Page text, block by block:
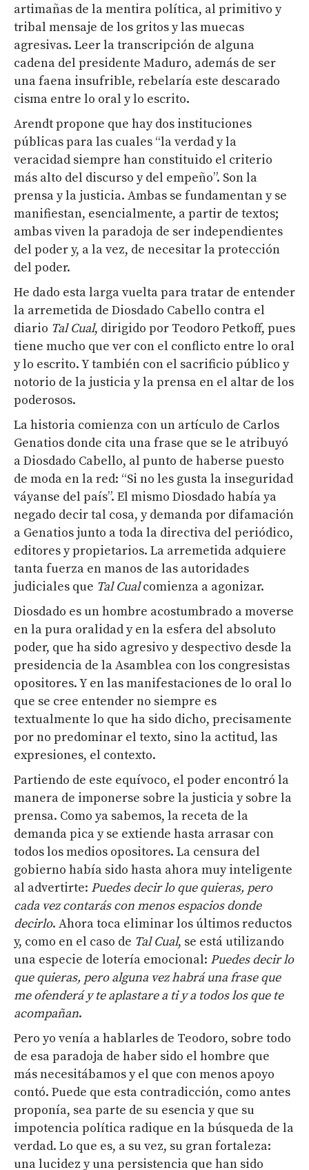
artimañas de la mentira política, al primitivo y
tribal mensaje de los gritos y las muecas
agresivas. Leer la transcripción de alguna
cadena del presidente Maduro, además de ser
una faena insufrible, rebelaría este descarado
cisma entre lo oral y lo escrito.
Arendt propone que hay dos instituciones
públicas para las cuales “la verdad y la
veracidad siempre han constituido el criterio
más alto del discurso y del empeño”. Son la
prensa y la justicia. Ambas se fundamentan y se
manifiestan, esencialmente, a partir de textos;
ambas viven la paradoja de ser independientes
del poder y, a la vez, de necesitar la protección
del poder.
He dado esta larga vuelta para tratar de entender
la arremetida de Diosdado Cabello contra el
diario Tal Cual, dirigido por Teodoro Petkoff, pues
tiene mucho que ver con el conflicto entre lo oral
y lo escrito. Y también con el sacrificio público y
notorio de la justicia y la prensa en el altar de los
poderosos.
La historia comienza con un artículo de Carlos
Genatios donde cita una frase que se le atribuyó
a Diosdado Cabello, al punto de haberse puesto
de moda en la red: “Si no les gusta la inseguridad
váyanse del país”. El mismo Diosdado había ya
negado decir tal cosa, y demanda por difamación
a Genatios junto a toda la directiva del periódico,
editores y propietarios. La arremetida adquiere
tanta fuerza en manos de las autoridades
judiciales que Tal Cualcomienza a agonizar.
Diosdado es un hombre acostumbrado a moverse
en la pura oralidad y en la esfera del absoluto
poder, que ha sido agresivo y despectivo desde la
presidencia de la Asamblea con los congresistas
opositores. Y en las manifestaciones de lo oral lo
que se cree entender no siempre es
textualmente lo que ha sido dicho, precisamente
por no predominar el texto, sino la actitud, las
expresiones, el contexto.
Partiendo de este equívoco, el poder encontró la
manera de imponerse sobre la justicia y sobre la
prensa. Como ya sabemos, la receta de la
demanda pica y se extiende hasta arrasar con
todos los medios opositores. La censura del
gobierno había sido hasta ahora muy inteligente
al advertirte: Puedes decir lo que quieras, pero
cada vez contarás con menos espacios donde
decirlo. Ahora toca eliminar los últimos reductos
y, como en el caso de Tal Cual, se está utilizando
una especie de lotería emocional: Puedes decir lo
que quieras, pero alguna vez habrá una frase que
me ofenderá y te aplastare a ti y a todos los que te
acompañan.
Pero yo venía a hablarles de Teodoro, sobre todo
de esa paradoja de haber sido el hombre que
más necesitábamos y el que con menos apoyo
contó. Puede que esta contradicción, como antes
proponía, sea parte de su esencia y que su
impotencia política radique en la búsqueda de la
verdad. Lo que es, a su vez, su gran fortaleza:
una lucidez y una persistencia que han sido